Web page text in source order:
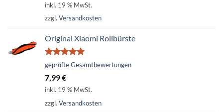
inkl. 19 % MwSt.
zzgl. Versandkosten
Original Xiaomi Rollbürste
Bewertet
von 5
geprüfte Gesamtbewertungen
7,99€
inkl. 19 % MwSt.
zzgl. Versandkosten